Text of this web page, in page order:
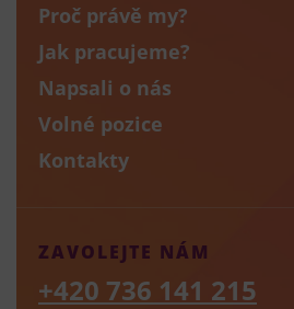
Proč právě my?
Jak pracujeme?
Napsali o nás
Volné pozice
Kontakty
ZAVOLEJTE NÁM
+420 736 141 215